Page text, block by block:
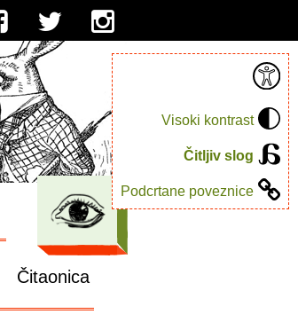
Visoki kontrast
Čitljiv slog
Podcrtane poveznice
Čitaonica